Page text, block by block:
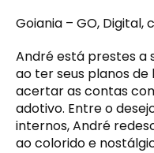
Goiania – GO, Digital,
André está prestes a
ao ter seus planos
acertar as contas
adotivo. Entre o
internos, André
ao colorido e